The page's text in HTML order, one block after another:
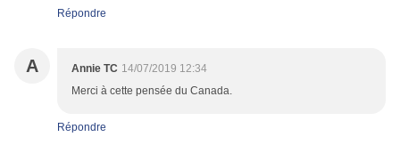
Répondre
A Annie TC 14/07/2019 12:34
Merci à cette pensée du Canada.
Répondre